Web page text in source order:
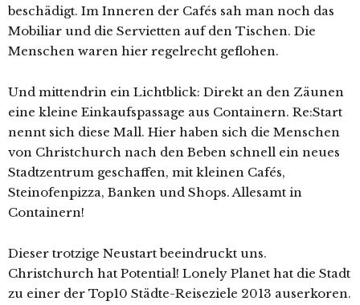
beschädigt. Im Inneren der Cafés sah man noch das
Mobiliar und die Servietten auf den Tischen. Die
Menschen waren hier regelrecht geflohen.
Und mittendrin ein Lichtblick: Direkt an den Zäunen
eine kleine Einkaufspassage aus Containern. Re:Start
nennt sich diese Mall. Hier haben sich die Menschen
von Christchurch nach den Beben schnell ein neues
Stadtzentrum geschaffen, mit kleinen Cafés,
Steinofenpizza, Banken und Shops. Allesamt in
Containern!
Dieser trotzige Neustart beeindruckt uns.
Christchurch hat Potential! Lonely Planet hat die Stadt
zu einer der Top10 Städte-Reiseziele 2013 auserkoren.